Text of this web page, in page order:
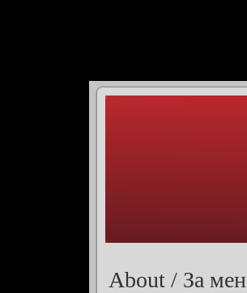
About / За мен